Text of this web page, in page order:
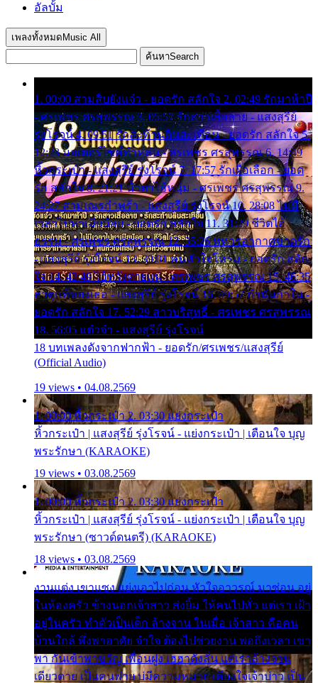
อัลบั้ม
เพลงทั้งหมด Music All
ค้นหาSearch
1. 00:00 สามสิบยังแจ๋ว - ยอดรัก สลักใจ 2. 02:49 รักมาห้าปี
- ศรเพชร ศรสุพรรณ 3. 05:57 รักสาวเสื้อลาย - แสงสุรีย์
รุ่งโรจน์ 4. 09:51 รักสะท้านดินสะเทือน - ยอดรัก สลักใจ 5.
12:23 มอเตอร์ไซค์ทำหล่น - ศรเพชร ศรสุพรรณ 6. 14:49
หิ้วกระเป๋า - แสงสุรีย์ รุ่งโรจน์ 7. 17:57 รักเผื่อเลือก - ยอด
รัก สลักใจ 8. 21:21 น้ำตาไอ้หนุ่ม - ศรเพชร ศรสุพรรณ 9.
24:27 สามเณรกำพร้า - แสงสุรีย์ รุ่งโรจน์ 10. 28:08 ไม่มี
เวลาไปหาเมียน้อย - ยอดรัก สลักใจ 11. 31:29 ชีวิตไอ้
ธรรม - ศรเพชร ศรสุพรรณ 12. 35:26 ทหารอากาศขาดรัก
- แสงสุรีย์ รุ่งโรจน์ 13. 39:01 คนหัวใจโทรม - ยอดรัก สลัก
ใจ 14. 42:49 ไอ้หวังตายแน่ - ศรเพชร ศรสุพรรณ 15. 46:35
ธาตุแท้ของเธอ - แสงสุรีย์ รุ่งโรจน์ 16. 49:57 กำนันกำใน -
ยอดรัก สลักใจ 17. 52:29 สาวบริสุทธิ์ - ศรเพชร ศรสุพรรณ
18. 56:05 แต๋วจ๋า - แสงสุรีย์ รุ่งโรจน์
18 บทเพลงดังจากฟากฟ้า - ยอดรัก/ศรเพชร/แสงสุรีย์
(Official Audio)
19 views • 04.08.2569
1. 00:00 หิ้วกระเป๋า 2. 03:30 แย่งกระเป๋า
หิ้วกระเป๋า | แสงสุรีย์ รุ่งโรจน์ - แย่งกระเป๋า | เตือนใจ บุญ
พระรักษา (KARAOKE)
19 views • 03.08.2569
1. 00:00 หิ้วกระเป๋า 2. 03:30 แย่งกระเป๋า
หิ้วกระเป๋า | แสงสุรีย์ รุ่งโรจน์ - แย่งกระเป๋า | เตือนใจ บุญ
พระรักษา (ซาวด์ดนตรี) (KARAOKE)
18 views • 03.08.2569
งานแต่ง เขาแซง แย่งเอาไปก่อน หัวใจอาวรณ์ มาซ่อน อยู่
ในห้องครัว ข้างนอกเจ้าสาว ส่งยิ้ม ให้คนไปทั่ว แต่เรา เฝ้า
อยู่ในครัว ทำตัวเป็นเด็ก ล้างจาน ในเมื่อ เจ้าสาว คือคน
บ้านใกล้ พึ่งพาอาศัย จำใจ ต้องไปช่วยงาน พอถึงเวลา เขา
พา กันเข้าพาขวัญ เพื่อนฝูง เฮฮาดังลั่น แต่เราล้างจาน
เดียวดาย เป็นคนพ่าย บ่มีความหมาย เคียงใจเจ้าบ่าว เป็น